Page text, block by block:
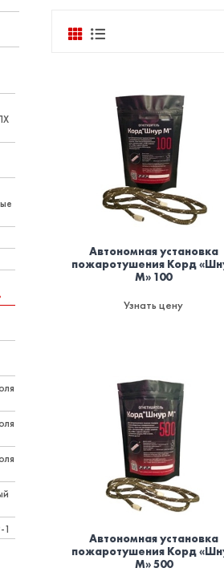
1
Автономная установка
пожаротушения Корд
М» 100
Узнать цену
Автономная установка
пожаротушения Корд
М» 500